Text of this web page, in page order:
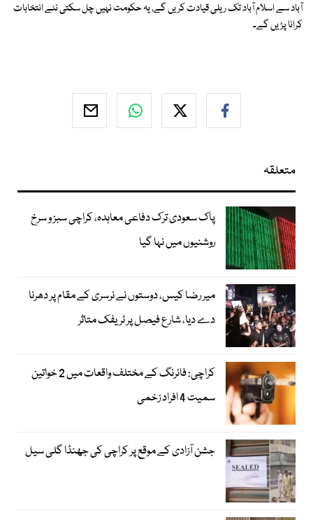
آباد سے اسلام آباد تک ریلی قیادت کریں گے، یہ حکومت نہیں چل سکتی نئے انتخابات
کرانا پڑیں گے۔
متعلقہ
پاک سعودی ترک دفاعی معاہدہ، کراچی سبز و سرخ
روشنیوں میں نہا گیا
میر رضا کیس، دوستوں نے نرسری کے مقام پر دھرنا
دے دیا، شارع فیصل پر ٹریفک متاثر
کراچی: فائرنگ کے مختلف واقعات میں 2 خواتین
سمیت 4 افراد زخمی
جشن آزادی کے موقع پر کراچی کی جھنڈا گلی سیل